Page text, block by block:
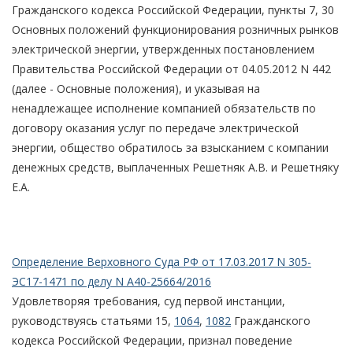
Гражданского кодекса Российской Федерации, пункты 7, 30
Основных положений функционирования розничных рынков
электрической энергии, утвержденных постановлением
Правительства Российской Федерации от 04.05.2012 N 442
(далее - Основные положения), и указывая на
ненадлежащее исполнение компанией обязательств по
договору оказания услуг по передаче электрической
энергии, общество обратилось за взысканием с компании
денежных средств, выплаченных Решетняк А.В. и Решетняку
Е.А.
Определение Верховного Суда РФ от 17.03.2017 N 305-
ЭС17-1471 по делу N А40-25664/2016
Удовлетворяя требования, суд первой инстанции,
руководствуясь статьями 15, 1064, 1082 Гражданского
кодекса Российской Федерации, признал поведение